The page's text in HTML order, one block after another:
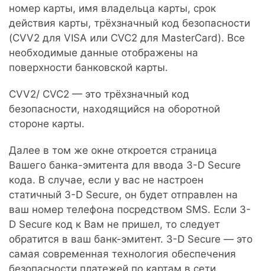
номер карты, имя владельца карты, срок
действия карты, трёхзначный код безопасности
(CVV2 для VISA или CVC2 для MasterCard). Все
необходимые данные отображены на
поверхности банковской карты.
CVV2/ CVC2 — это трёхзначный код
безопасности, находящийся на оборотной
стороне карты.
Далее в том же окне откроется страница
Вашего банка-эмитента для ввода 3-D Secure
кода. В случае, если у вас не настроен
статичный 3-D Secure, он будет отправлен на
ваш номер телефона посредством SMS. Если 3-
D Secure код к Вам не пришел, то следует
обратится в ваш банк-эмитент. 3-D Secure — это
самая современная технология обеспечения
безопасности платежей по картам в сети